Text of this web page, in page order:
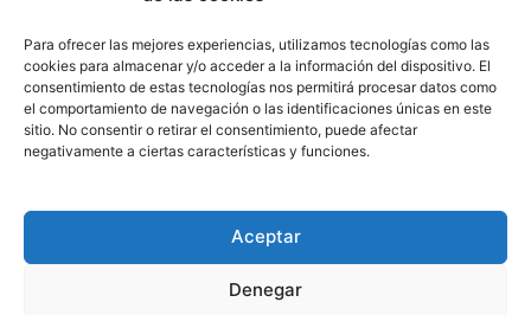
Para ofrecer las mejores experiencias, utilizamos tecnologías como las
cookies para almacenar y/o acceder a la información del dispositivo. El
consentimiento de estas tecnologías nos permitirá procesar datos como
el comportamiento de navegación o las identificaciones únicas en este
sitio. No consentir o retirar el consentimiento, puede afectar
negativamente a ciertas características y funciones.
Aceptar
Denegar
Introducción a Figma – II
Introducción a Figma – I
Modelo de Usuarios personalizado en Django